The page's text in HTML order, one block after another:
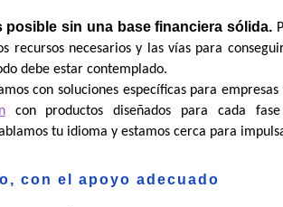
sin una base financiera sólida.
recursos necesarios y las vías para
debe estar contemplado.
con soluciones específicas para
con productos diseñados para cada
tu idioma y estamos cerca para
con el apoyo adecuado